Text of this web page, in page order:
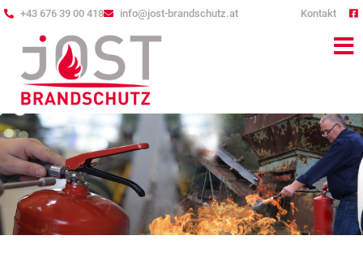
+43 676 39 00 418 info@jost-brandschutz.at Kontakt